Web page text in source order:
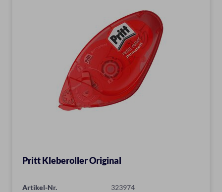
Pritt Kleberoller Original
Artikel-Nr.
323974